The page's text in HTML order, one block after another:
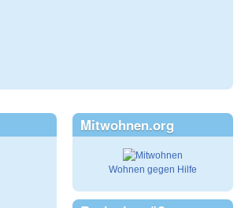
Mitwohnen.org
Wohnen gegen Hilfe